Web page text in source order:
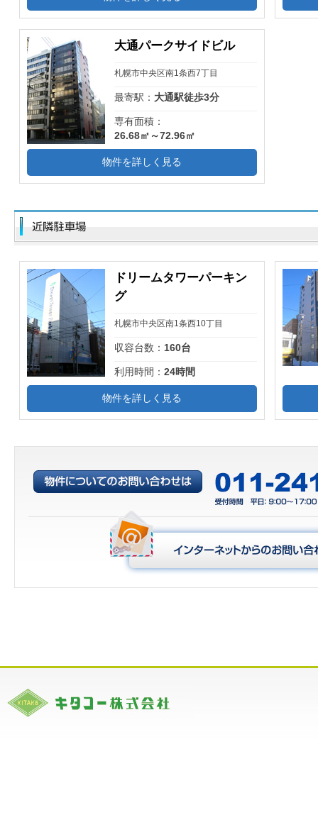
大通パークサイドビル
札幌市中央区南1条西7丁目
最寄駅： 大通駅徒歩3分
専有面積：
26.68㎡～72.96㎡
物件を詳しく見る
ドリームタワーパーキン
グ
札幌市中央区南1条西10丁目
収容台数： 160台
利用時間：24時間
物件を詳しく見る